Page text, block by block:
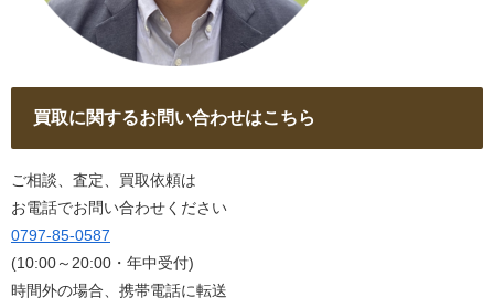
買取に関するお問い合わせはこちら
ご相談、査定、買取依頼は
お電話でお問い合わせください
0797-85-0587
(10:00～20:00・年中受付)
時間外の場合、携帯電話に転送